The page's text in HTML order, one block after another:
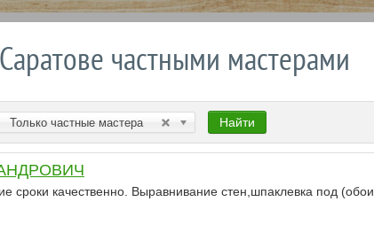
частными мастерами
Только частные мастера Найти
сроки качественно. Выравнивание стен,шпаклевка под (обои